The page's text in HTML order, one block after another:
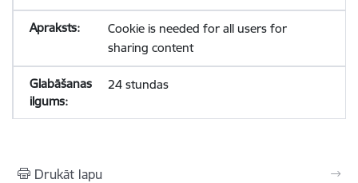
Cookie is needed for all users for
sharing content
24 stundas
Drukāt lapu